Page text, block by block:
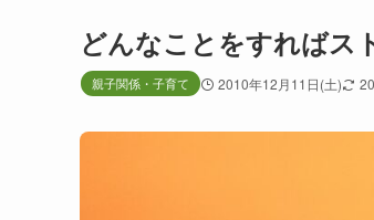
どんなことをすればス
親子関係・子育て 2010年12月11日(土)